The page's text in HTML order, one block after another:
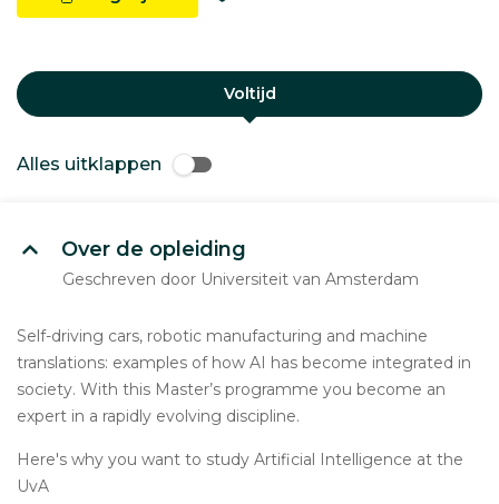
Voltijd
Alles uitklappen
Over de opleiding
Geschreven door Universiteit van Amsterdam
Self-driving cars, robotic manufacturing and machine
translations: examples of how AI has become integrated in
society. With this Master’s programme you become an
expert in a rapidly evolving discipline.
Here's why you want to study Artificial Intelligence at the
UvA